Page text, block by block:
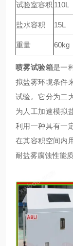
试验室容积 110L
盐水容积 15L
重量 60kg
喷雾试验箱是一
拟盐雾环境条件
试验。它分为二
为人工加速模拟
利用一种具有一
在其容积空间内
耐盐雾腐蚀性能